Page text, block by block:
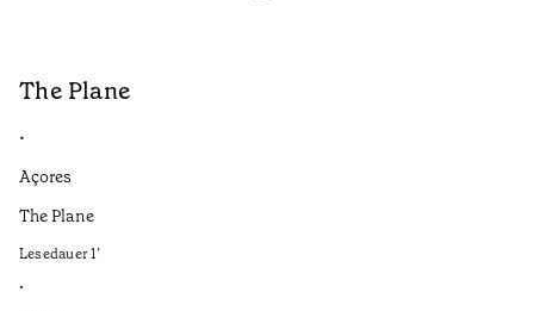
The Plane
•
Açores
The Plane
Lesedauer1’
•